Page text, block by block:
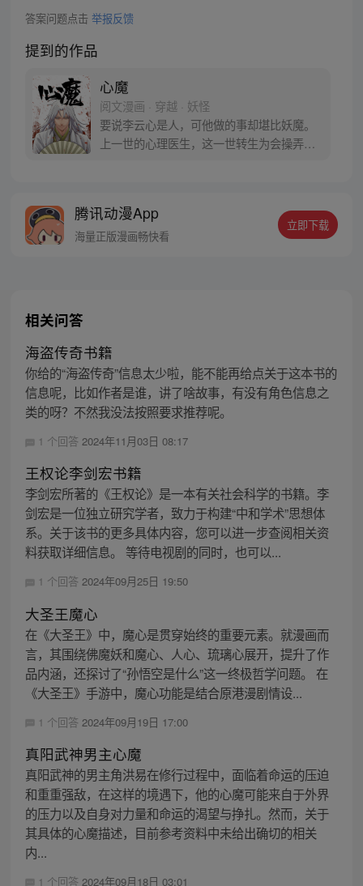
答案问题点击 举报反馈
提到的作品
心魔
阅文漫画 · 穿越 · 妖怪
要说李云心是人，可他做的事却堪比妖魔。
上一世的心理医生，这一世转生为会操弄术
黑白阎君见了他也要问一句：食人心魔何处
来？ 李云心食人，也食人心。
腾讯动漫App
海量正版漫画畅快看
立即下载
相关问答
海盗传奇书籍
你给的“海盗传奇”信息太少啦，能不能再给点关于这本书的
信息呢，比如作者是谁，讲了啥故事，有没有角色信息之
类的呀？不然我没法按照要求推荐呢。
1 个回答 2024年11月03日 08:17
王权论李剑宏书籍
李剑宏所著的《王权论》是一本有关社会科学的书籍。李
剑宏是一位独立研究学者，致力于构建“中和学术”思想体
系。关于该书的更多具体内容，您可以进一步查阅相关资
料获取详细信息。 等待电视剧的同时，也可以...
1 个回答 2024年09月25日 19:50
大圣王魔心
在《大圣王》中，魔心是贯穿始终的重要元素。就漫画而
言，其围绕佛魔妖和魔心、人心、琉璃心展开，提升了作
品内涵，还探讨了“孙悟空是什么”这一终极哲学问题。 在
《大圣王》手游中，魔心功能是结合原港漫剧情设...
1 个回答 2024年09月19日 17:00
真阳武神男主心魔
真阳武神的男主角洪易在修行过程中，面临着命运的压迫
和重重强敌，在这样的境遇下，他的心魔可能来自于外界
的压力以及自身对力量和命运的渴望与挣扎。然而，关于
其具体的心魔描述，目前参考资料中未给出确切的相关
内...
1 个回答 2024年09月18日 03:01